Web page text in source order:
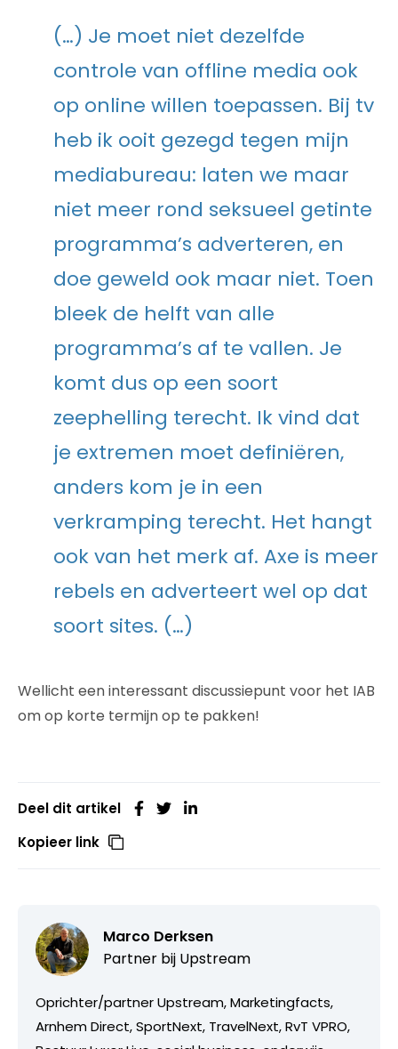
(…) Je moet niet dezelfde
controle van offline media ook
op online willen toepassen. Bij tv
heb ik ooit gezegd tegen mijn
mediabureau: laten we maar
niet meer rond seksueel getinte
programma’s adverteren, en
doe geweld ook maar niet. Toen
bleek de helft van alle
programma’s af te vallen. Je
komt dus op een soort
zeephelling terecht. Ik vind dat
je extremen moet definiëren,
anders kom je in een
verkramping terecht. Het hangt
ook van het merk af. Axe is meer
rebels en adverteert wel op dat
soort sites. (…)
Wellicht een interessant discussiepunt voor het IAB
om op korte termijn op te pakken!
Deel dit artikel
Kopieer link
Marco Derksen
Partner bij Upstream
Oprichter/partner Upstream, Marketingfacts,
Arnhem Direct, SportNext, TravelNext, RvT VPRO,